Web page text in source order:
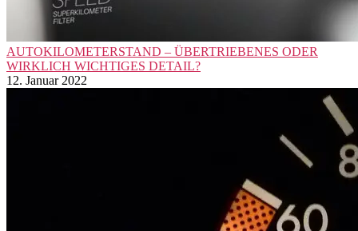
AUTOKILOMETERSTAND – ÜBERTRIEBENES ODER
WIRKLICH WICHTIGES DETAIL?
12. Januar 2022